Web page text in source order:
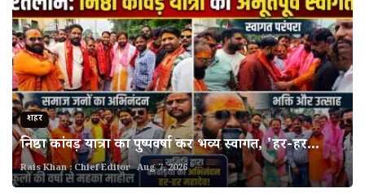
शहर
निष्ठा कांवड़ यात्रा का पुष्पवर्षा कर भव्य स्वागत, 'हर-हर...
Rais Khan : Chief Editor Aug 7, 2026